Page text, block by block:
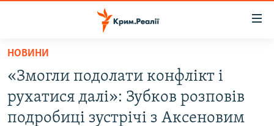
Перейти
основного
матеріалу
Перейти
ВІДЕО ТА ФОТО
НОВИНИ
«Змогли подолати конфлікт і
рухатися далі»: Зубков розповів
подробиці зустрічі з Аксеновим